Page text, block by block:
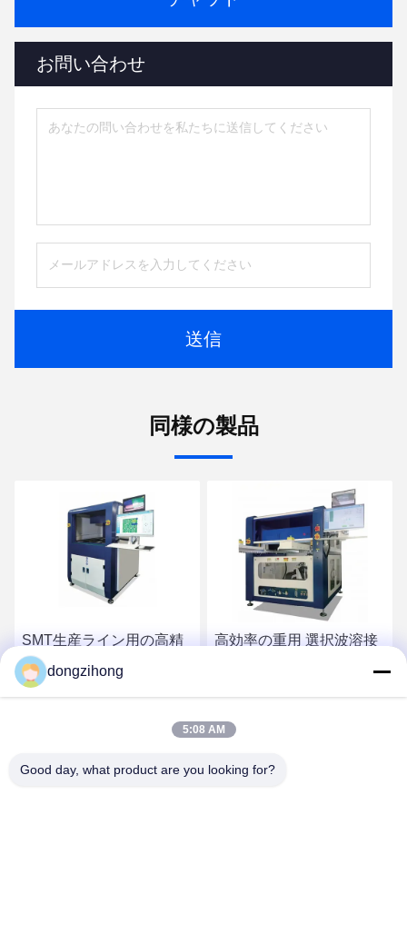
お問い合わせ
送信
同様の製品
SMT生産ライン用の高精
度デュアルプラットフォ
ーム選択ウェーブはんだ
最高の価格を入手
高効率の重用 選択波溶接
dongzihong
5:08 AM
Good day, what product are you looking for?